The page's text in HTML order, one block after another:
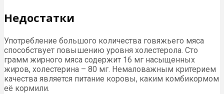
Недостатки
Употребление большого количества говяжьего мяса
способствует повышению уровня холестерола. Сто
грамм жирного мяса содержит 16 мг насыщенных
жиров, холестерина – 80 мг. Немаловажным критерием
качества является питание коровы, каким комбикормом
её кормили.